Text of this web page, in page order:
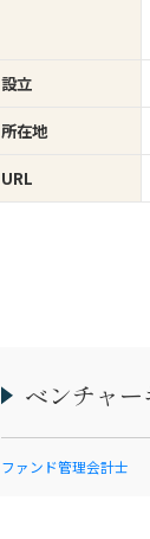
設立
所在地
URL
ベンチャ
ファンド管理会計士